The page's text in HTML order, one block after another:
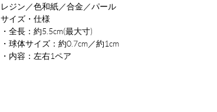
レジン／色和紙／合金／パール
サイズ・仕様
・全長：約5.5cm(最大寸)
・球体サイズ：約0.7cm／約1cm
・内容：左右1ペア